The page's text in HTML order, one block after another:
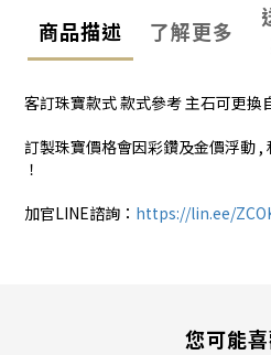
商品描述 了解更多
客訂珠寶款式 款式參考 主石可更換
訂製珠寶價格會因彩鑽及金價浮動
！
加官LINE諮詢： https://lin.ee/
您可能